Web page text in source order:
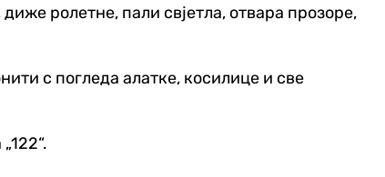
ролетне, пали свјетла, отвара прозоре,
с погледа алатке, косилице и све